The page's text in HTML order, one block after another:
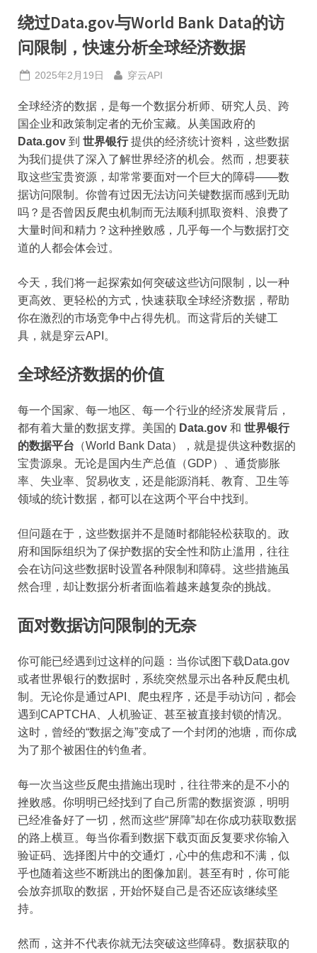
绕过Data.gov与World Bank Data的访
问限制，快速分析全球经济数据
Posted
2025年2月19日 By
穿云API
全球经济的数据，是每一个数据分析师、研究人员、跨
国企业和政策制定者的无价宝藏。从美国政府的
Data.gov 到 世界银行提供的经济统计资料，这些数据
为我们提供了深入了解世界经济的机会。然而，想要获
取这些宝贵资源，却常常要面对一个巨大的障碍——数
据访问限制。你曾有过因无法访问关键数据而感到无助
吗？是否曾因反爬虫机制而无法顺利抓取资料、浪费了
大量时间和精力？这种挫败感，几乎每一个与数据打交
道的人都会体会过。
今天，我们将一起探索如何突破这些访问限制，以一种
更高效、更轻松的方式，快速获取全球经济数据，帮助
你在激烈的市场竞争中占得先机。而这背后的关键工
具，就是穿云API。
全球经济数据的价值
每一个国家、每一地区、每一个行业的经济发展背后，
都有着大量的数据支撑。美国的 Data.gov 和 世界银行
的数据平台 （World Bank Data），就是提供这种数据的
宝贵源泉。无论是国内生产总值（GDP）、通货膨胀
率、失业率、贸易收支，还是能源消耗、教育、卫生等
领域的统计数据，都可以在这两个平台中找到。
但问题在于，这些数据并不是随时都能轻松获取的。政
府和国际组织为了保护数据的安全性和防止滥用，往往
会在访问这些数据时设置各种限制和障碍。这些措施虽
然合理，却让数据分析者面临着越来越复杂的挑战。
面对数据访问限制的无奈
你可能已经遇到过这样的问题：当你试图下载Data.gov
或者世界银行的数据时，系统突然显示出各种反爬虫机
制。无论你是通过API、爬虫程序，还是手动访问，都会
遇到CAPTCHA、人机验证、甚至被直接封锁的情况。
这时，曾经的“数据之海”变成了一个封闭的池塘，而你成
为了那个被困住的钓鱼者。
每一次当这些反爬虫措施出现时，往往带来的是不小的
挫败感。你明明已经找到了自己所需的数据资源，明明
已经准备好了一切，然而这些“屏障”却在你成功获取数据
的路上横亘。每当你看到数据下载页面反复要求你输入
验证码、选择图片中的交通灯，心中的焦虑和不满，似
乎也随着这些不断跳出的图像加剧。甚至有时，你可能
会放弃抓取的数据，开始怀疑自己是否还应该继续坚
持。
然而，这并不代表你就无法突破这些障碍。数据获取的